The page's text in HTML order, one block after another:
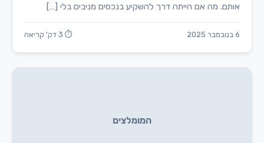
אותם. מה אם הייתה דרך להשקיע בנכסים מניבים בלי […]
6 בנובמבר 2025 ⏱ 3 דק' קריאה
המומלצים